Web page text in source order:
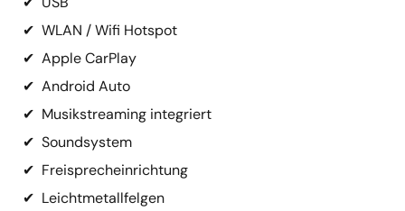
✔ WLAN / Wifi Hotspot
✔ Apple CarPlay
✔ Android Auto
✔ Musikstreaming integriert
✔ Soundsystem
✔ Freisprecheinrichtung
✔ Leichtmetallfelgen